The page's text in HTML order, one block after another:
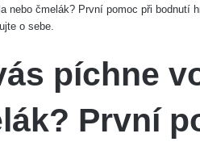
nebo čmelák? První pomoc při bodnutí
o sebe.
píchne
První